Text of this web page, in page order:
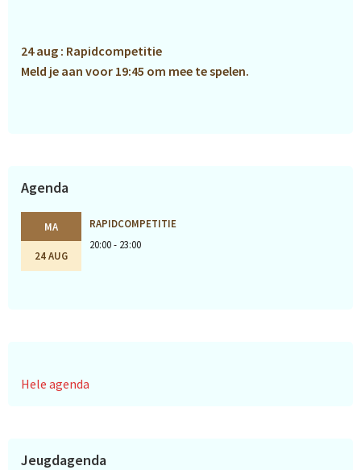
24 aug : Rapidcompetitie
Meld je aan voor 19:45 om mee te spelen.
Agenda
MA
24 AUG
RAPIDCOMPETITIE
20:00 - 23:00
Hele agenda
Jeugdagenda